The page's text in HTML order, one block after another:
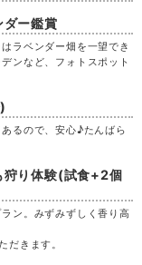
ダー鑑賞
ラベンダー畑を一望でき
ンなど、フォトスポット
るので、安心♪たんばら
狩り体験(試食+2個
ン。みずみずしく香り高
だきます。